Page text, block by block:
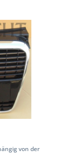
von der